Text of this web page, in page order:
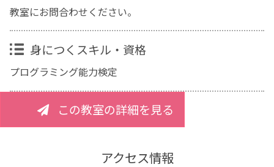
教室にお問合わせください。
身につくスキル・資格
プログラミング能力検定
この教室の詳細を見る
アクセス情報